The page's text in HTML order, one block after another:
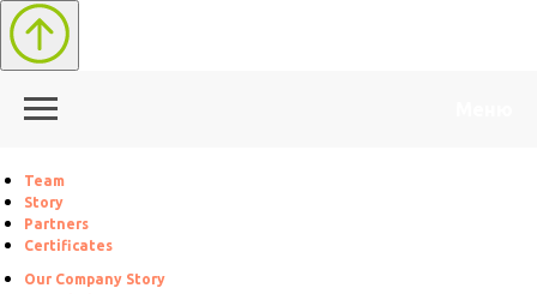
Team
Story
Partners
Certificates
Our Company Story